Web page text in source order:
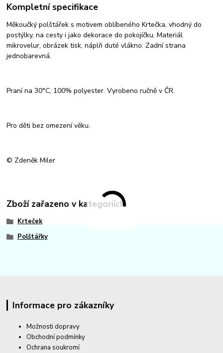
Kompletní specifikace
Měkoučký polštářek s motivem oblíbeného Krtečka, vhodný do
postýlky, na cesty i jako dekorace do pokojíčku. Materiál
mikrovelur, obrázek tisk, náplň duté vlákno. Zadní strana
jednobarevná.
Praní na 30°C, 100% polyester. Vyrobeno ručně v ČR.
Pro děti bez omezení věku.
© Zdeněk Miler
Zboží zařazeno v kategoriích
Krteček
Polštářky
Informace pro zákazníky
Možnosti dopravy
Obchodní podmínky
Ochrana soukromí